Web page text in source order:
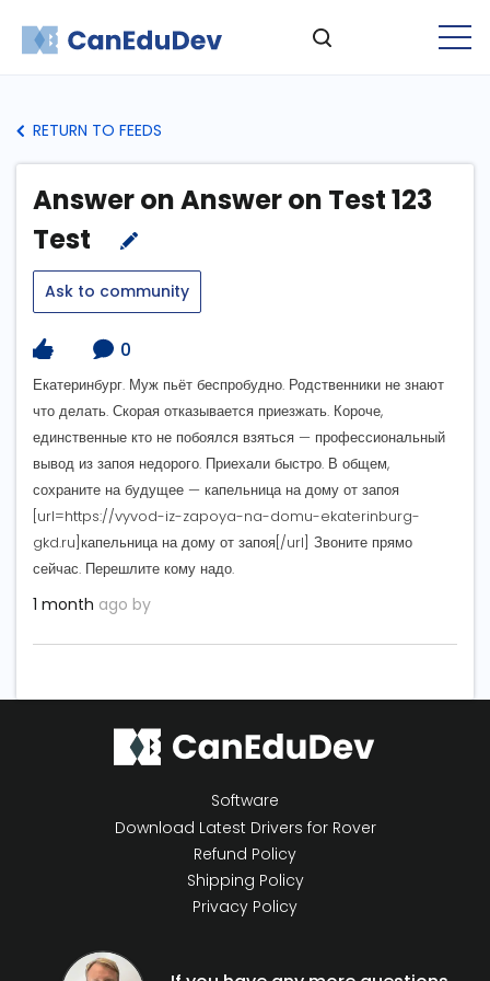
RETURN TO FEEDS
Answer on Answer on Test 123
Test
Ask to community
0
Екатеринбург. Муж пьёт беспробудно. Родственники не знают
что делать. Скорая отказывается приезжать. Короче,
единственные кто не побоялся взяться — профессиональный
вывод из запоя недорого. Приехали быстро. В общем,
сохраните на будущее — капельница на дому от запоя
[url=https://vyvod-iz-zapoya-na-domu-ekaterinburg-
gkd.ru]капельница на дому от запоя[/url] Звоните прямо
сейчас. Перешлите кому надо.
1 month ago by
Software
Download Latest Drivers for Rover
Refund Policy
Shipping Policy
Privacy Policy